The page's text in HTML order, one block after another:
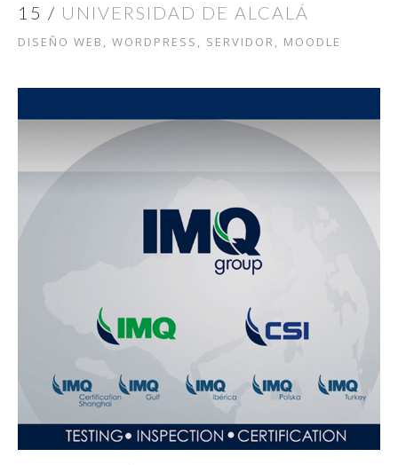
15 / UNIVERSIDAD DE ALCALÁ
DISEÑO WEB, WORDPRESS, SERVIDOR, MOODLE